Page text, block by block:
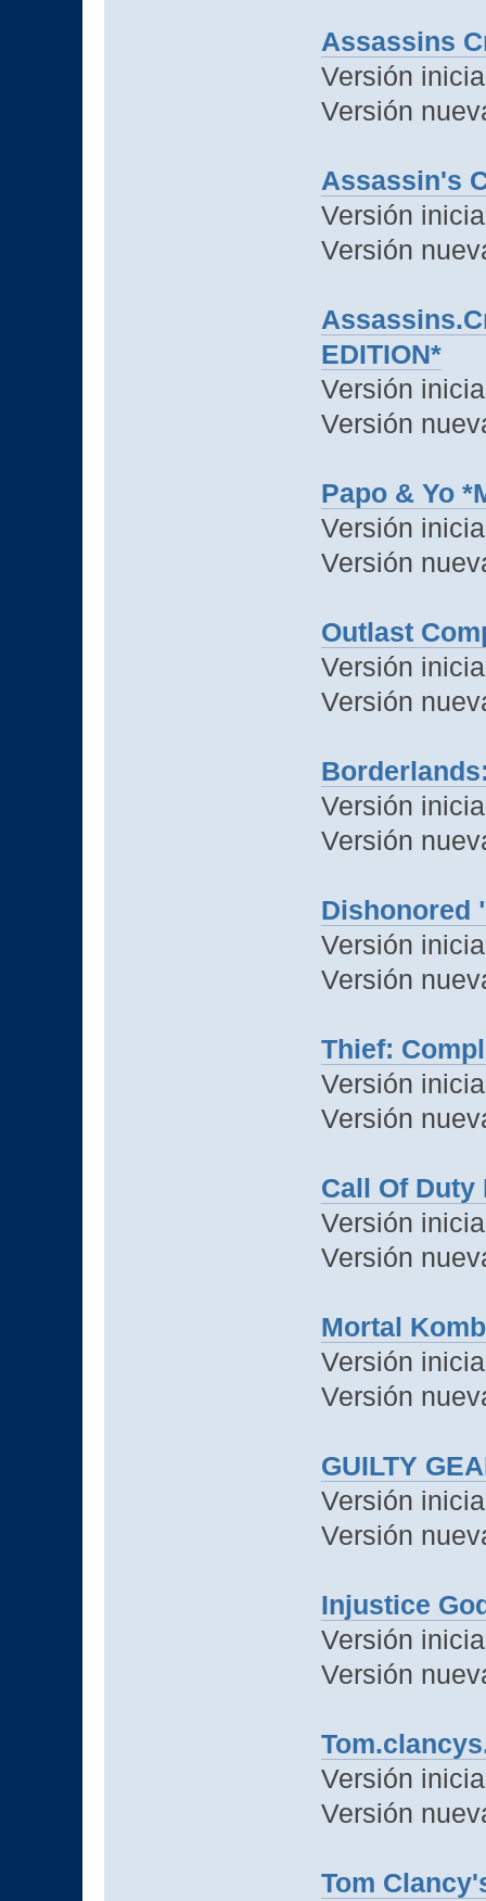
Assassins
Versión
Versión
Assassin's
Versión
Versión
EDITION*
Versión
Versión
Papo & Yo
Versión
Versión
Outlast
Versión
Versión
Versión
Versión
Dishonored
Versión
Versión
Thief:
Versión
Versión
Call Of Duty
Versión
Versión
Mortal
Versión
Versión
GUILTY
Versión
Versión
Injustice
Versión
Versión
Versión
Versión
Tom